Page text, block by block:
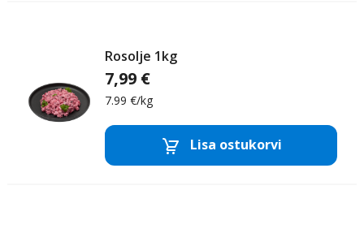
Rosolje 1kg
7,99 €
7.99 €/kg
Majoneesisalatid
Lisa ostukorvi
Eemalda toode